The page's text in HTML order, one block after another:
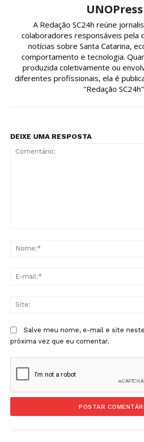
UNOPress
A Redação SC24h reúne
colaboradores responsáveis pela
notícias sobre Santa Catarina,
comportamento e tecnologia.
produzida coletivamente ou
diferentes profissionais, ela é
"Redação
DEIXE UMA RESPOSTA
Salve meu nome, e-mail e site
próxima vez que eu comentar.